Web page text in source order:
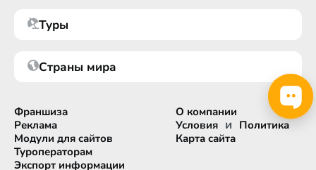
Туры
Страны мира
Франшиза
Реклама
Модули для сайтов
Туроператорам
Экспорт информации
О компании
Условия и Политика
Карта сайта